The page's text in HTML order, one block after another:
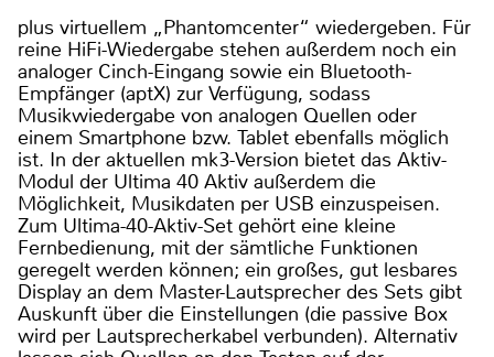
plus virtuellem „Phantomcenter“ wiedergeben. Für
reine HiFi-Wiedergabe stehen außerdem noch ein
analoger Cinch-Eingang sowie ein Bluetooth-
Empfänger (aptX) zur Verfügung, sodass
Musikwiedergabe von analogen Quellen oder
einem Smartphone bzw. Tablet ebenfalls möglich
ist. In der aktuellen mk3-Version bietet das Aktiv-
Modul der Ultima 40 Aktiv außerdem die
Möglichkeit, Musikdaten per USB einzuspeisen.
Zum Ultima-40-Aktiv-Set gehört eine kleine
Fernbedienung, mit der sämtliche Funktionen
geregelt werden können; ein großes, gut lesbares
Display an dem Master-Lautsprecher des Sets gibt
Auskunft über die Einstellungen (die passive Box
wird per Lautsprecherkabel verbunden). Alternativ